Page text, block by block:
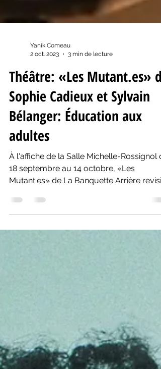
2 oct. 2023
3 min de lecture
Théâtre: «Les Mutant.es» de
Sophie Cadieux et Sylvain
Bélanger: Éducation aux
adultes
À l'affiche de la Salle Michelle-Rossignol
Mutant.es» de La Banquette Arrière
l'éducation.